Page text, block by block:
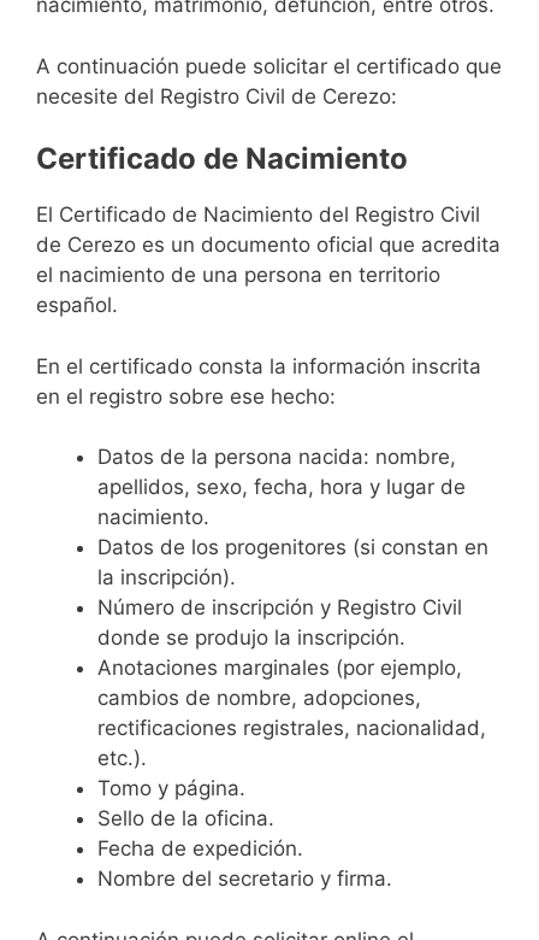
nacimiento, matrimonio, defunción, entre otros.
A continuación puede solicitar el certificado que
necesite del Registro Civil de Cerezo:
Certificado de Nacimiento
El Certificado de Nacimiento del Registro Civil
de Cerezo es un documento oficial que acredita
el nacimiento de una persona en territorio
español.
En el certificado consta la información inscrita
en el registro sobre ese hecho:
Datos de la persona nacida: nombre,
apellidos, sexo, fecha, hora y lugar de
nacimiento.
Datos de los progenitores (si constan en
la inscripción).
Número de inscripción y Registro Civil
donde se produjo la inscripción.
Anotaciones marginales (por ejemplo,
cambios de nombre, adopciones,
rectificaciones registrales, nacionalidad,
etc.).
Tomo y página.
Sello de la oficina.
Fecha de expedición.
Nombre del secretario y firma.